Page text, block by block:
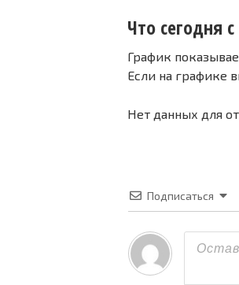
Что сегодня
График
Если на графике
Нет данных для
Подписаться